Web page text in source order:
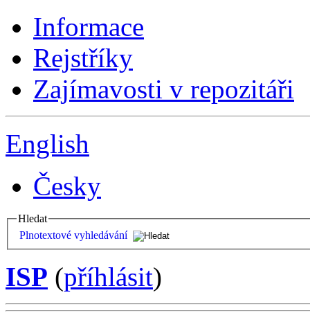
Informace
Rejstříky
Zajímavosti v repozitáři
English
Česky
Hledat
Plnotextové vyhledávání
ISP (příhlásit)